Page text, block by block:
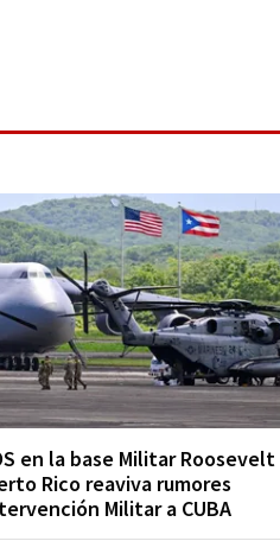
en la base Militar Roosevelt
Rico reaviva rumores
Militar a CUBA